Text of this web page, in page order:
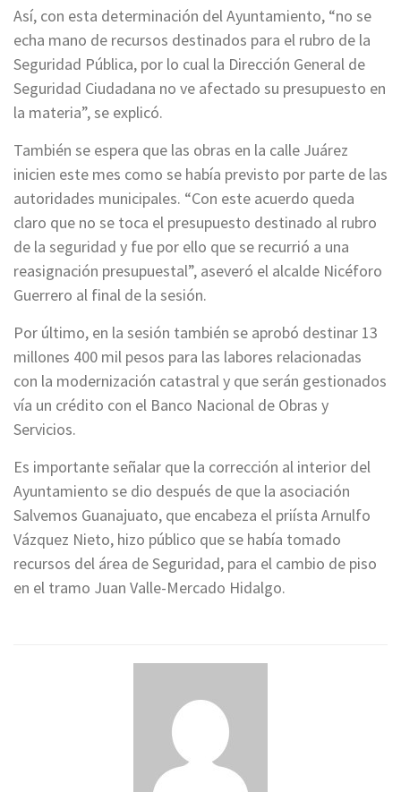
Así, con esta determinación del Ayuntamiento, “no se
echa mano de recursos destinados para el rubro de la
Seguridad Pública, por lo cual la Dirección General de
Seguridad Ciudadana no ve afectado su presupuesto en
la materia”, se explicó.
También se espera que las obras en la calle Juárez
inicien este mes como se había previsto por parte de las
autoridades municipales. “Con este acuerdo queda
claro que no se toca el presupuesto destinado al rubro
de la seguridad y fue por ello que se recurrió a una
reasignación presupuestal”, aseveró el alcalde Nicéforo
Guerrero al final de la sesión.
Por último, en la sesión también se aprobó destinar 13
millones 400 mil pesos para las labores relacionadas
con la modernización catastral y que serán gestionados
vía un crédito con el Banco Nacional de Obras y
Servicios.
Es importante señalar que la corrección al interior del
Ayuntamiento se dio después de que la asociación
Salvemos Guanajuato, que encabeza el priísta Arnulfo
Vázquez Nieto, hizo público que se había tomado
recursos del área de Seguridad, para el cambio de piso
en el tramo Juan Valle-Mercado Hidalgo.